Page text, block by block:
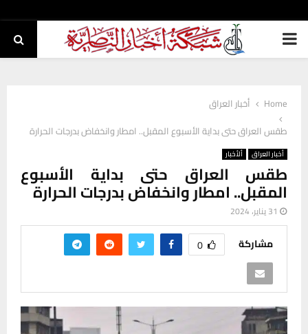
PRIMARY
Home
أخبار العراق
طقس العراق حتى بداية الأسبوع المقبل.. امطار وانخفاض بدرجات الحرارة
أخبار العراق ألأخبار
طقس العراق حتى بداية الأسبوع
المقبل.. امطار وانخفاض بدرجات الحرارة
31 يناير، 2024
مشاركة 0